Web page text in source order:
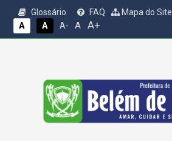
Glossário FAQ Mapa do Site
A
A A- A A+